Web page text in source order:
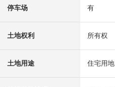
停车场 有
土地权利 所有权
土地用途 住宅用地